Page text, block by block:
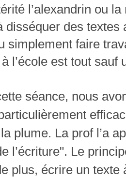
l’alexandrin ou
disséquer des
simplement faire
à l’école est tout sauf
séance, nous
plume. La prof l’a
l’écriture". Le
plus, écrire un texte